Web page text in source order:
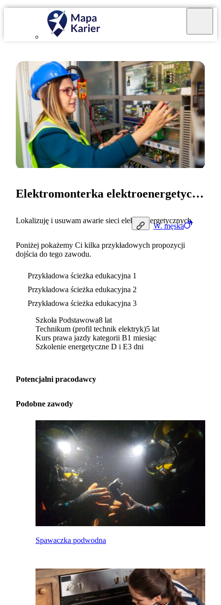
W. męska
Elektromonterka elektroenergetyczna
Lokalizuję i usuwam awarie sieci elektroenergetycznych.
Poniżej pokażemy Ci kilka przykładowych propozycji
dojścia do tego zawodu.
Przykładowa ścieżka edukacyjna 1
Przykładowa ścieżka edukacyjna 2
Przykładowa ścieżka edukacyjna 3
Szkoła Podstawowa8 lat
Technikum (profil technik elektryk)5 lat
Kurs prawa jazdy kategorii B1 miesiąc
Szkolenie energetyczne D i E3 dni
Potencjalni pracodawcy
Podobne zawody
Spawaczka podwodna